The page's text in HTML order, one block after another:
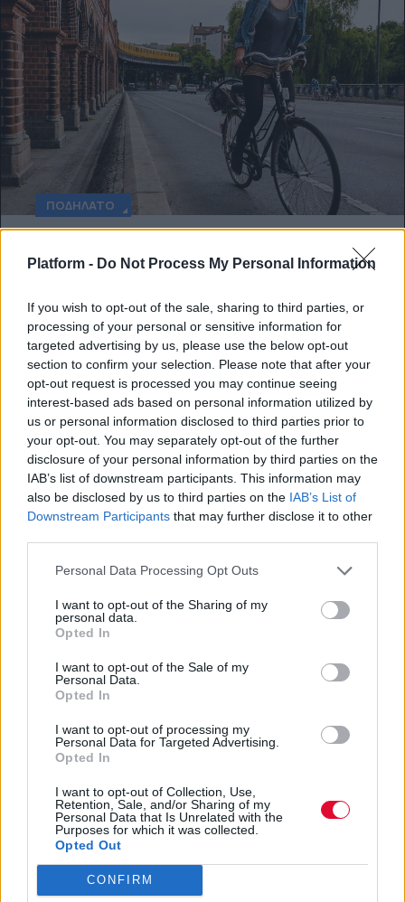
Platform - Do Not Process My Personal Information
If you wish to opt-out of the sale, sharing to third parties, or
processing of your personal or sensitive information for
targeted advertising by us, please use the below opt-out
section to confirm your selection. Please note that after your
opt-out request is processed you may continue seeing
interest-based ads based on personal information utilized by
us or personal information disclosed to third parties prior to
your opt-out. You may separately opt-out of the further
disclosure of your personal information by third parties on the
IAB’s list of downstream participants. This information may
also be disclosed by us to third parties on the IAB’s List of
Downstream Participants that may further disclose it to other
Personal Data Processing Opt Outs
I want to opt-out of the Sharing of my
personal data.
Opted In
I want to opt-out of the Sale of my
Personal Data.
Opted In
I want to opt-out of processing my
Personal Data for Targeted Advertising.
Opted In
I want to opt-out of Collection, Use,
Retention, Sale, and/or Sharing of my
Personal Data that Is Unrelated with the
Purposes for which it was collected.
Opted Out
CONFIRM
ΠΟΔΉΛΑΤΟ
Να γιατί πρέπει να πηγαίνεις στη δουλειά
με το ποδήλατο
Τα αποτελέσματα νέων μελετών μας
προτρέπουν να ξεκινήσουμε τις
ορθοπεταλιές.
Platform team
ΠΟΔΉΛΑΤΟ
2 καλοί λόγοι για να κάνεις ζωή...
ΠΟΔΗΛΑΤΟ
Πάρε ένα ποδήλατο, φύγε για το αδύνατο!
Platform team
BEST OF NETWORK